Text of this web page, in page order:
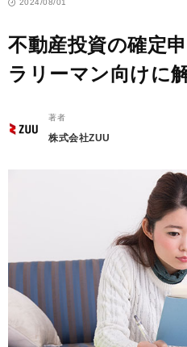
2024/08/01
不動産投資の確定
ラリーマン向けに
著者
株式会社ZUU